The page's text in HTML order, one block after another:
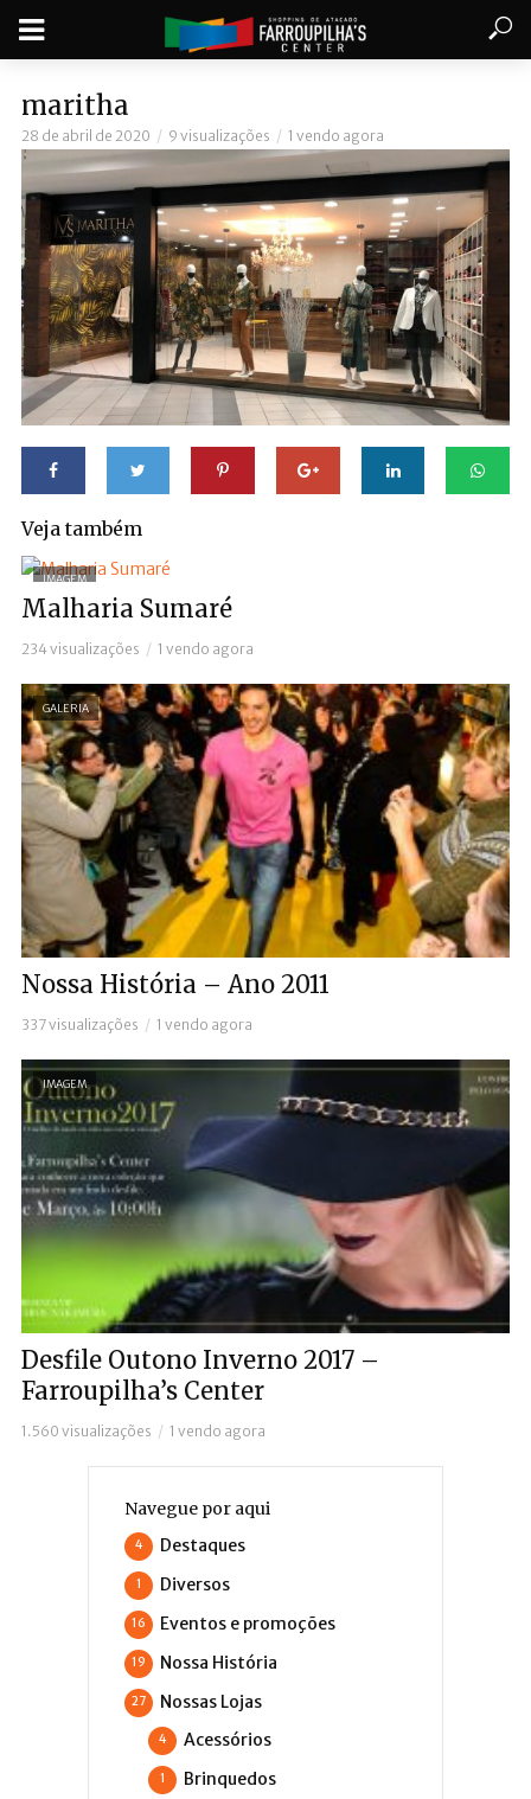
maritha
28 de abril de 2020 9 visualizações 1 vendo agora
Veja também
IMAGEM
Malharia Sumaré
234 visualizações 1 vendo agora
GALERIA
Nossa História – Ano 2011
337 visualizações 1 vendo agora
IMAGEM
Desfile Outono Inverno 2017 –
Farroupilha’s Center
1.560 visualizações 1 vendo agora
Navegue por aqui
Destaques
4
Diversos
1
Eventos e promoções
16
Nossa História
19
Nossas Lojas
27
Acessórios
4
Brinquedos
1